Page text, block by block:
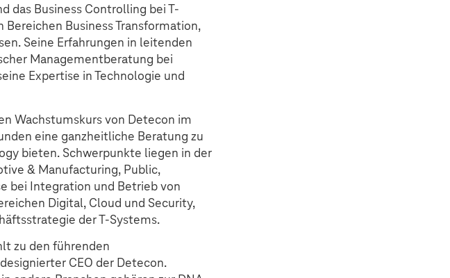
das Business Controlling bei T-
Business Transformation,
Seine Erfahrungen in leitenden
Managementberatung bei
Expertise in Technologie und
Wachstumskurs von Detecon im
eine ganzheitliche Beratung zu
bieten. Schwerpunkte liegen in der
& Manufacturing, Public,
bei Integration und Betrieb von
Digital, Cloud und Security,
der T-Systems.
zu den führenden
CEO der Detecon.